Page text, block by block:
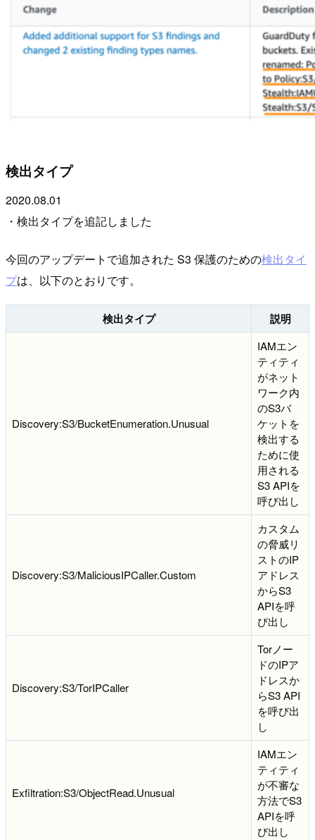
検出タイプ
2020.08.01
・検出タイプを追記しました
今回のアップデートで追加された S3 保護のための検出タイ
プは、以下のとおりです。
検出タイプ 説明
Discovery:S3/BucketEnumeration.Unusual
IAMエン
ティティ
がネット
ワーク内
のS3バ
ケットを
検出する
ために使
用される
S3 APIを
呼び出し
Discovery:S3/MaliciousIPCaller.Custom
カスタム
の脅威リ
ストのIP
アドレス
からS3
APIを呼
び出し
Discovery:S3/TorIPCaller
Torノー
ドのIPア
ドレスか
らS3 API
を呼び出
し
Exfiltration:S3/ObjectRead.Unusual
IAMエン
ティティ
が不審な
方法でS3
APIを呼
び出し